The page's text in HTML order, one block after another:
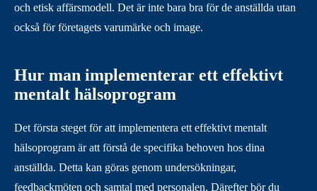
och etisk affärsmodell. Det är inte bara bra för de anställda utan
också för företagets varumärke och image.
Hur man implementerar ett effektivt
mentalt hälsoprogram
Det första steget för att implementera ett effektivt mentalt
hälsoprogram är att förstå de specifika behoven hos dina
anställda. Detta kan göras genom undersökningar,
feedbackmöten och samtal med personalen. Därefter bör du